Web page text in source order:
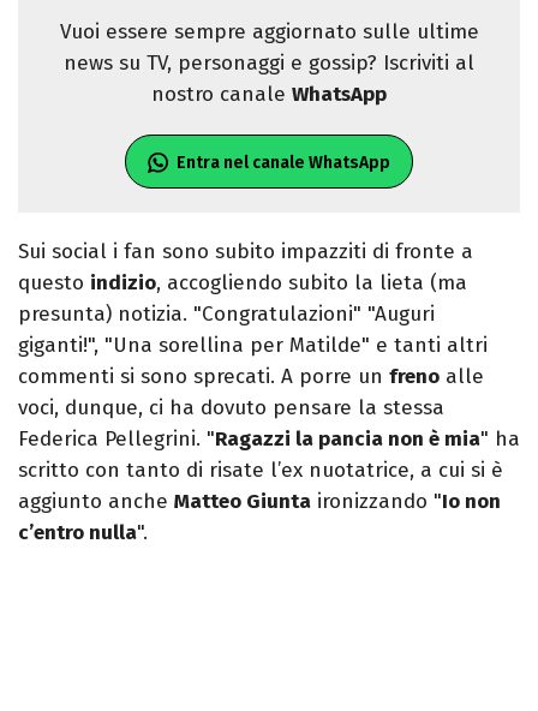
Vuoi essere sempre aggiornato sulle ultime
news su TV, personaggi e gossip? Iscriviti al
nostro canale WhatsApp
Entra nel canale WhatsApp
Sui social i fan sono subito impazziti di fronte a
questo indizio, accogliendo subito la lieta (ma
presunta) notizia. "Congratulazioni" "Auguri
giganti!", "Una sorellina per Matilde" e tanti altri
commenti si sono sprecati. A porre un freno alle
voci, dunque, ci ha dovuto pensare la stessa
Federica Pellegrini. "Ragazzi la pancia non è mia" ha
scritto con tanto di risate l’ex nuotatrice, a cui si è
aggiunto anche Matteo Giunta ironizzando "Io non
c’entro nulla".